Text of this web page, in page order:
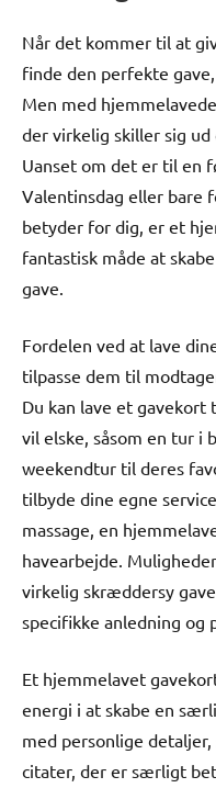
Når det kommer til at
finde den perfekte
Men med
der virkelig skiller sig
Uanset om det er til en
Valentinsdag eller bare
betyder for dig, er et
fantastisk måde at
gave.
Fordelen ved at lave
tilpasse dem til
Du kan lave et gavekort
vil elske, såsom en tur i
weekendtur til deres
tilbyde dine egne
massage, en
havearbejde.
virkelig skræddersy
specifikke anledning og
Et hjemmelavet
energi i at skabe en
med personlige
citater, der er særligt